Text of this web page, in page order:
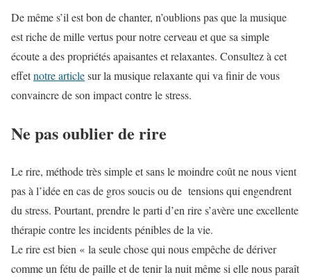
De même s’il est bon de chanter, n’oublions pas que la musique
est riche de mille vertus pour notre cerveau et que sa simple
écoute a des propriétés apaisantes et relaxantes. Consultez à cet
effetnotre articlesur la musique relaxante qui va finir de vous
convaincre de son impact contre le stress.
Ne pas oublier de rire
Le rire, méthode très simple et sans le moindre coût ne nous vient
pas à l’idée en cas de gros soucis ou de tensions qui engendrent
du stress. Pourtant, prendre le parti d’en rire s’avère une excellente
thérapie contre les incidents pénibles de la vie.
Le rire est bien « la seule chose qui nous empêche de dériver
comme un fétu de paille et de tenir la nuit même si elle nous paraît